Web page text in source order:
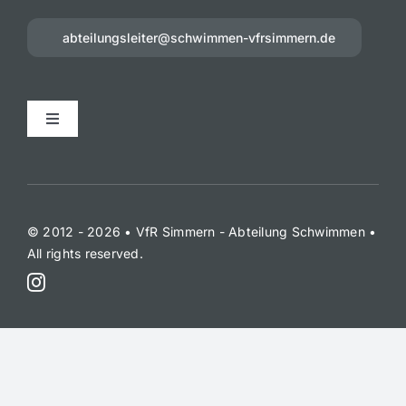
abteilungsleiter@schwimmen-vfrsimmern.de
Toggle
Impressum
Disclaimer
© 2012 - 2026 • VfR Simmern - Abteilung Schwimmen •
All rights reserved.